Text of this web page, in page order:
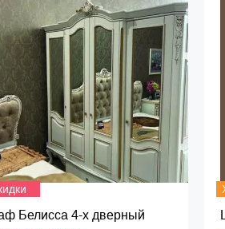
Белисса 4-х дверный